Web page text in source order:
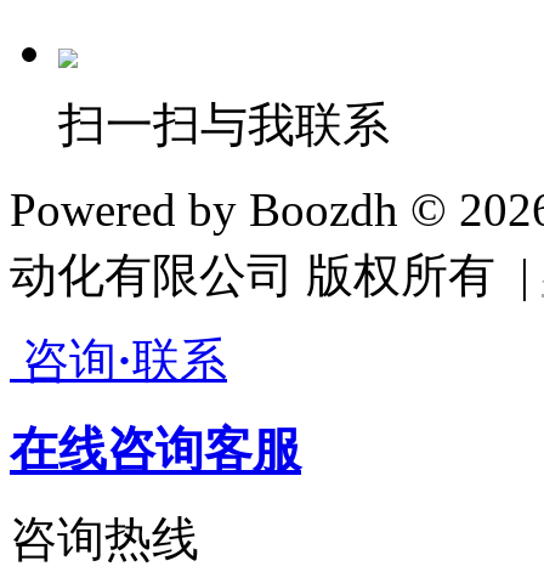
扫一扫与我联系
Powered by Boozdh ©
动化有限公司 版权所有 |
咨询·联系
在线咨询客服
咨询热线